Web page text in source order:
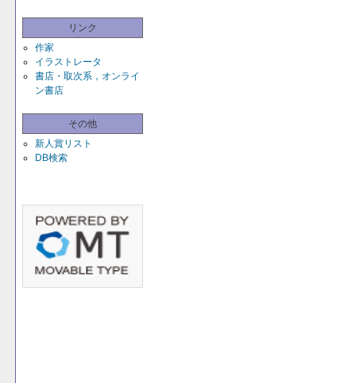
リンク
作家
イラストレータ
書店・取次系，オンライ
ン書店
その他
新人賞リスト
DB検索